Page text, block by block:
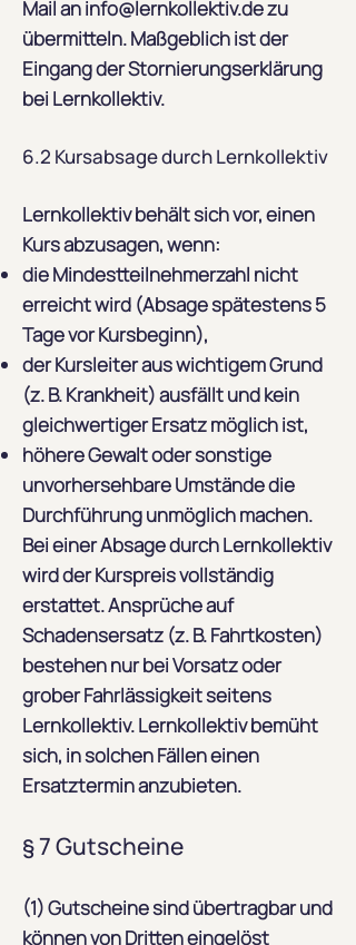
Mail aninfo@lernkollektiv.dezu
übermitteln. Maßgeblich ist der
Eingang der Stornierungserklärung
bei Lernkollektiv.
6.2 Kursabsage durch Lernkollektiv
Lernkollektiv behält sich vor, einen
Kurs abzusagen, wenn:
die Mindestteilnehmerzahl nicht
erreicht wird (Absage spätestens 5
Tage vor Kursbeginn),
der Kursleiter aus wichtigem Grund
(z. B. Krankheit) ausfällt und kein
gleichwertiger Ersatz möglich ist,
höhere Gewalt oder sonstige
unvorhersehbare Umstände die
Durchführung unmöglich machen.
Bei einer Absage durch Lernkollektiv
wird der Kurspreis vollständig
erstattet. Ansprüche auf
Schadensersatz (z. B. Fahrtkosten)
bestehen nur bei Vorsatz oder
grober Fahrlässigkeit seitens
Lernkollektiv. Lernkollektiv bemüht
sich, in solchen Fällen einen
Ersatztermin anzubieten.
§ 7 Gutscheine
(1) Gutscheine sind übertragbar und
können von Dritten eingelöst